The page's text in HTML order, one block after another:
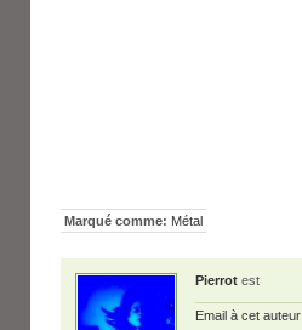
Marqué comme: Métal
Pierrot est
Email à cet auteur